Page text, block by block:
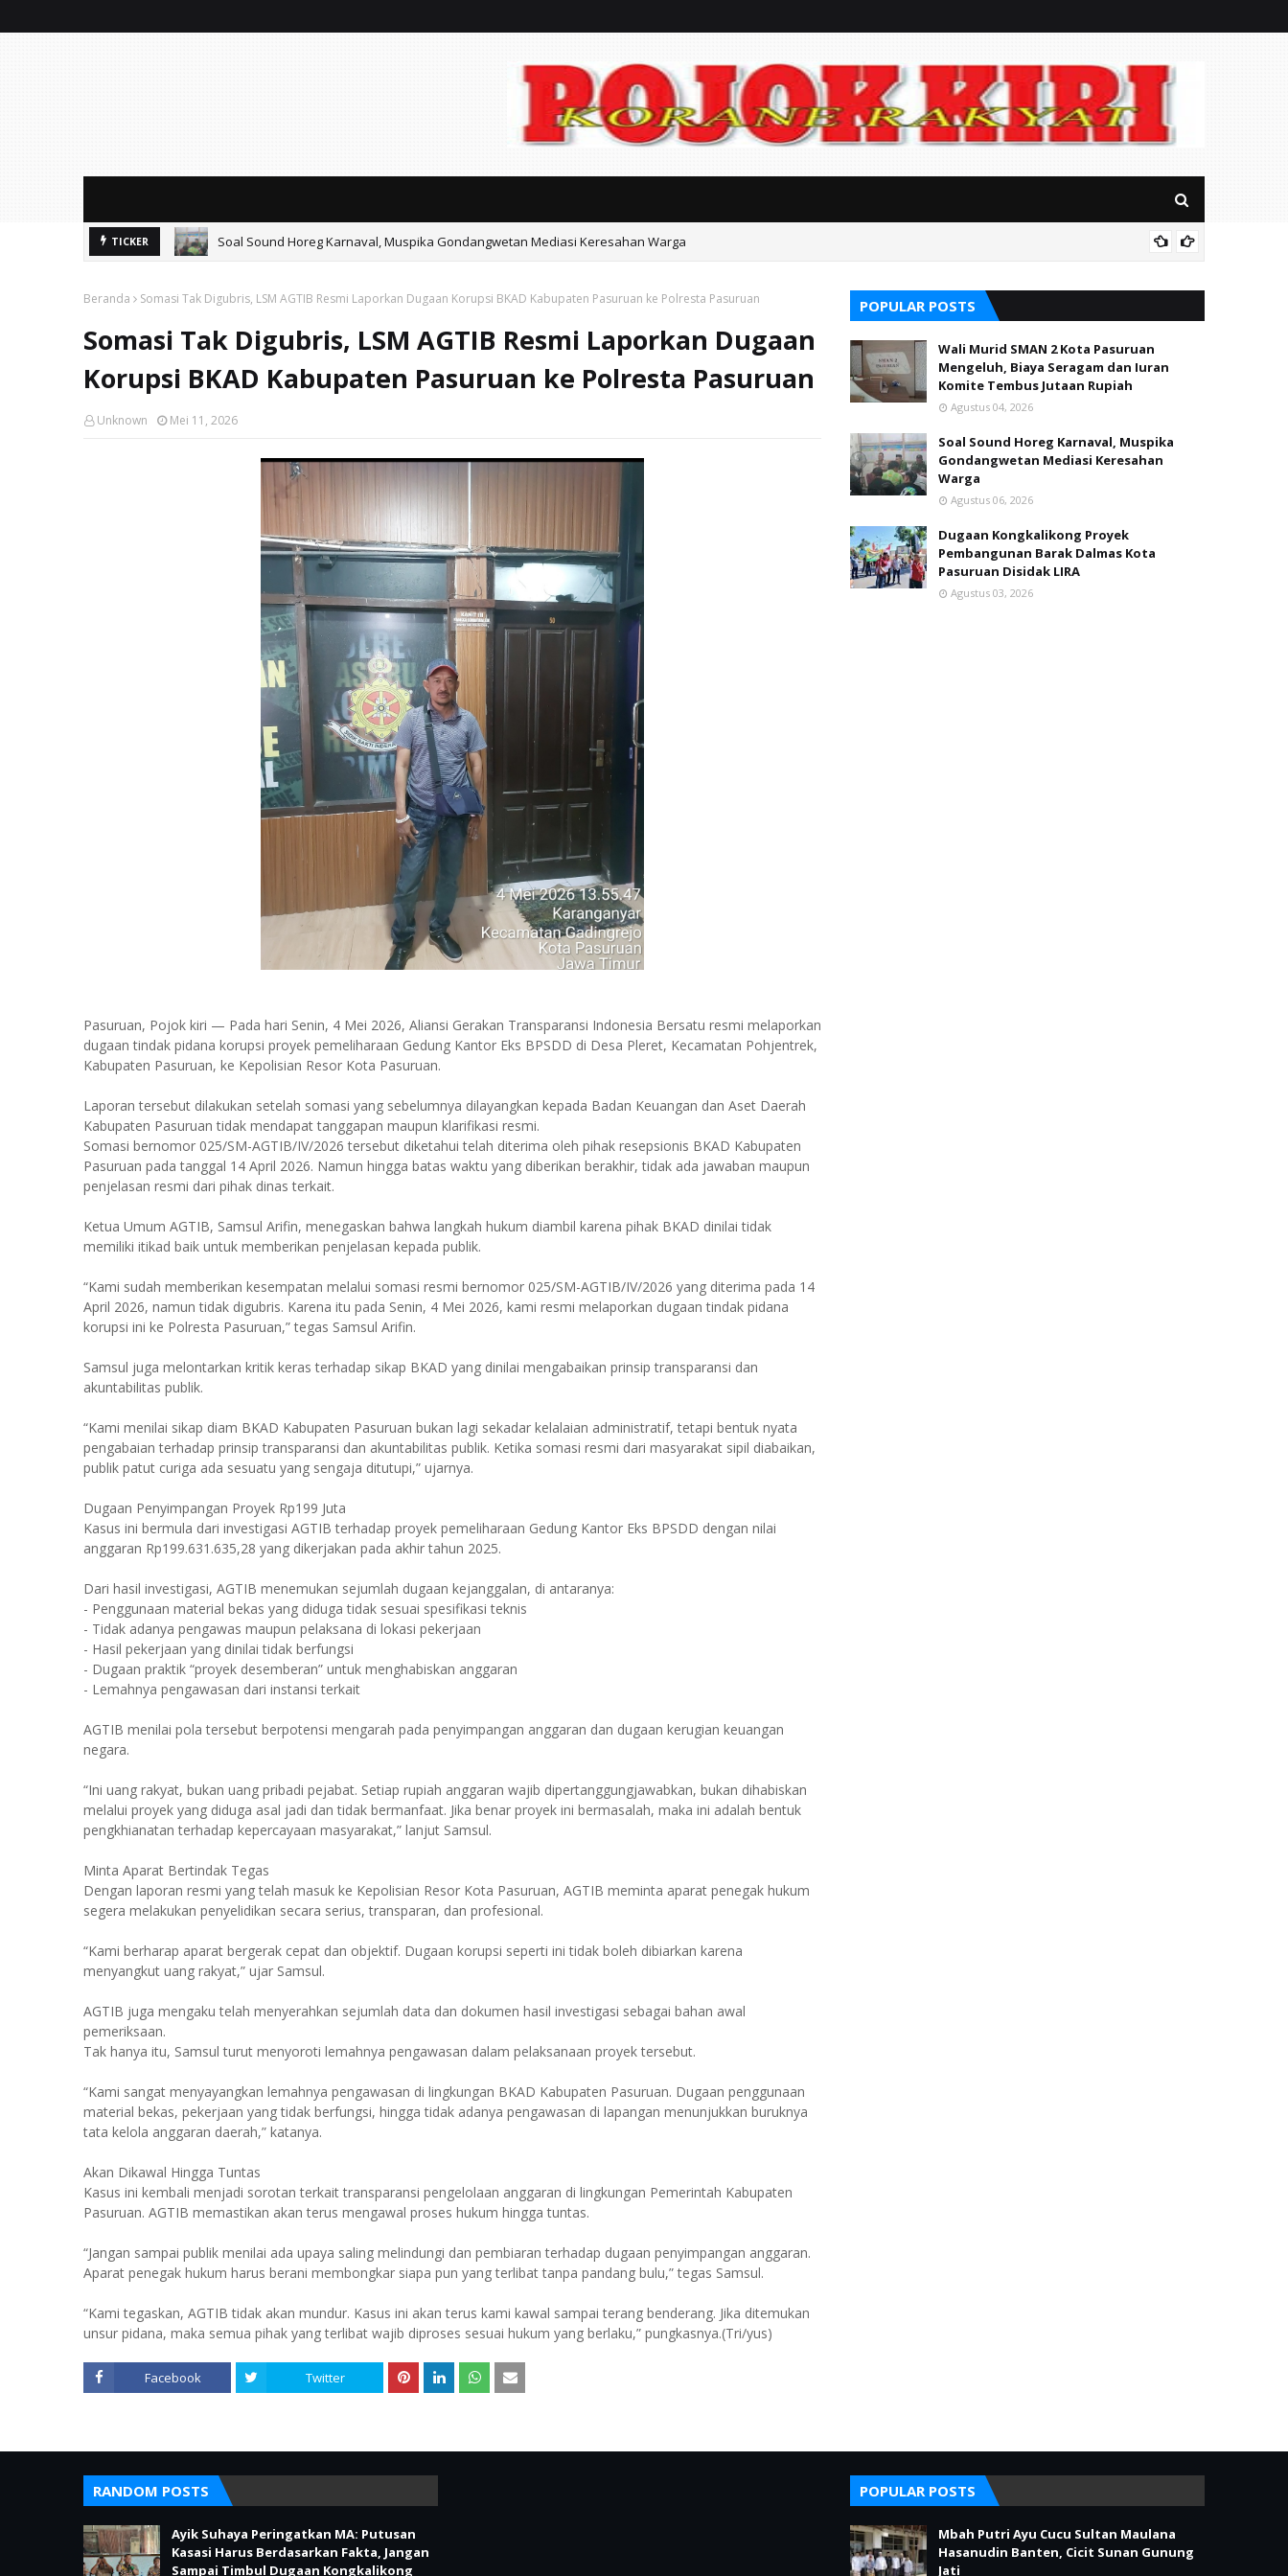
TICKER Soal Sound Horeg Karnaval, Muspika Gondangwetan Mediasi Keresahan Warga
Beranda Somasi Tak Digubris, LSM AGTIB Resmi Laporkan Dugaan Korupsi BKAD Kabupaten Pasuruan ke Polresta Pasuruan
Somasi Tak Digubris, LSM AGTIB Resmi Laporkan Dugaan
Korupsi BKAD Kabupaten Pasuruan ke Polresta Pasuruan
Unknown Mei 11, 2026
Pasuruan, Pojok kiri — Pada hari Senin, 4 Mei 2026, Aliansi Gerakan Transparansi Indonesia Bersatu resmi melaporkan
dugaan tindak pidana korupsi proyek pemeliharaan Gedung Kantor Eks BPSDD di Desa Pleret, Kecamatan Pohjentrek,
Kabupaten Pasuruan, ke Kepolisian Resor Kota Pasuruan.
Laporan tersebut dilakukan setelah somasi yang sebelumnya dilayangkan kepada Badan Keuangan dan Aset Daerah
Kabupaten Pasuruan tidak mendapat tanggapan maupun klarifikasi resmi.
Somasi bernomor 025/SM-AGTIB/IV/2026 tersebut diketahui telah diterima oleh pihak resepsionis BKAD Kabupaten
Pasuruan pada tanggal 14 April 2026. Namun hingga batas waktu yang diberikan berakhir, tidak ada jawaban maupun
penjelasan resmi dari pihak dinas terkait.
Ketua Umum AGTIB, Samsul Arifin, menegaskan bahwa langkah hukum diambil karena pihak BKAD dinilai tidak
memiliki itikad baik untuk memberikan penjelasan kepada publik.
“Kami sudah memberikan kesempatan melalui somasi resmi bernomor 025/SM-AGTIB/IV/2026 yang diterima pada 14
April 2026, namun tidak digubris. Karena itu pada Senin, 4 Mei 2026, kami resmi melaporkan dugaan tindak pidana
korupsi ini ke Polresta Pasuruan,” tegas Samsul Arifin.
Samsul juga melontarkan kritik keras terhadap sikap BKAD yang dinilai mengabaikan prinsip transparansi dan
akuntabilitas publik.
“Kami menilai sikap diam BKAD Kabupaten Pasuruan bukan lagi sekadar kelalaian administratif, tetapi bentuk nyata
pengabaian terhadap prinsip transparansi dan akuntabilitas publik. Ketika somasi resmi dari masyarakat sipil diabaikan,
publik patut curiga ada sesuatu yang sengaja ditutupi,” ujarnya.
Dugaan Penyimpangan Proyek Rp199 Juta
Kasus ini bermula dari investigasi AGTIB terhadap proyek pemeliharaan Gedung Kantor Eks BPSDD dengan nilai
anggaran Rp199.631.635,28 yang dikerjakan pada akhir tahun 2025.
Dari hasil investigasi, AGTIB menemukan sejumlah dugaan kejanggalan, di antaranya:
- Penggunaan material bekas yang diduga tidak sesuai spesifikasi teknis
- Tidak adanya pengawas maupun pelaksana di lokasi pekerjaan
- Hasil pekerjaan yang dinilai tidak berfungsi
- Dugaan praktik “proyek desemberan” untuk menghabiskan anggaran
- Lemahnya pengawasan dari instansi terkait
AGTIB menilai pola tersebut berpotensi mengarah pada penyimpangan anggaran dan dugaan kerugian keuangan
negara.
“Ini uang rakyat, bukan uang pribadi pejabat. Setiap rupiah anggaran wajib dipertanggungjawabkan, bukan dihabiskan
melalui proyek yang diduga asal jadi dan tidak bermanfaat. Jika benar proyek ini bermasalah, maka ini adalah bentuk
pengkhianatan terhadap kepercayaan masyarakat,” lanjut Samsul.
Minta Aparat Bertindak Tegas
Dengan laporan resmi yang telah masuk ke Kepolisian Resor Kota Pasuruan, AGTIB meminta aparat penegak hukum
segera melakukan penyelidikan secara serius, transparan, dan profesional.
“Kami berharap aparat bergerak cepat dan objektif. Dugaan korupsi seperti ini tidak boleh dibiarkan karena
menyangkut uang rakyat,” ujar Samsul.
AGTIB juga mengaku telah menyerahkan sejumlah data dan dokumen hasil investigasi sebagai bahan awal
pemeriksaan.
Tak hanya itu, Samsul turut menyoroti lemahnya pengawasan dalam pelaksanaan proyek tersebut.
“Kami sangat menyayangkan lemahnya pengawasan di lingkungan BKAD Kabupaten Pasuruan. Dugaan penggunaan
material bekas, pekerjaan yang tidak berfungsi, hingga tidak adanya pengawasan di lapangan menunjukkan buruknya
tata kelola anggaran daerah,” katanya.
Akan Dikawal Hingga Tuntas
Kasus ini kembali menjadi sorotan terkait transparansi pengelolaan anggaran di lingkungan Pemerintah Kabupaten
Pasuruan. AGTIB memastikan akan terus mengawal proses hukum hingga tuntas.
“Jangan sampai publik menilai ada upaya saling melindungi dan pembiaran terhadap dugaan penyimpangan anggaran.
Aparat penegak hukum harus berani membongkar siapa pun yang terlibat tanpa pandang bulu,” tegas Samsul.
“Kami tegaskan, AGTIB tidak akan mundur. Kasus ini akan terus kami kawal sampai terang benderang. Jika ditemukan
unsur pidana, maka semua pihak yang terlibat wajib diproses sesuai hukum yang berlaku,” pungkasnya.(Tri/yus)
Facebook Twitter
POPULAR POSTS
Wali Murid SMAN 2 Kota Pasuruan
Mengeluh, Biaya Seragam dan Iuran
Komite Tembus Jutaan Rupiah
Agustus 04, 2026
Soal Sound Horeg Karnaval, Muspika
Gondangwetan Mediasi Keresahan
Warga
Agustus 06, 2026
Dugaan Kongkalikong Proyek
Pembangunan Barak Dalmas Kota
Pasuruan Disidak LIRA
Agustus 03, 2026
RANDOM POSTS
Ayik Suhaya Peringatkan MA: Putusan
Kasasi Harus Berdasarkan Fakta, Jangan
Sampai Timbul Dugaan Kongkalikong
POPULAR POSTS
Mbah Putri Ayu Cucu Sultan Maulana
Hasanudin Banten, Cicit Sunan Gunung
Jati